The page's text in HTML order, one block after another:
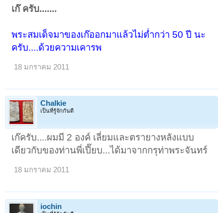
เก๊ ครับ.......
พระสมเด็จมาของเก๊ออกมาแล้วไม่ต่ำกว่า 50 ปี นะ
ครับ....ด้วยความเคารพ
18 มกราคม 2011
Chalkie
เป็นที่รู้จักกันดี
เก๊ครับ....ผมมี 2 องค์ เลี่ยมและตรายางหลังแบบ
เดียวกับของท่านพี่เปี๊ยบ...ได้มาจากกรุท่าพระจันทร์
18 มกราคม 2011
iochin